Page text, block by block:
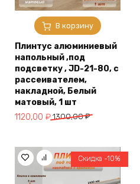
В корзину
Плинтус алюминиевый
напольный ,под
подсветку , JD-21-80, с
рассеивателем,
накладной, Белый
матовый, 1 шт
1300,00₽
Первоначальная
1300,00 ₽.
1120,00 ₽
Текущая
Скидка -10%